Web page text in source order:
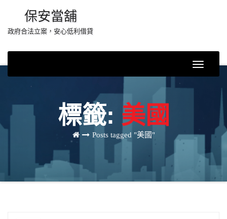
content
保安當舖
政府合法立案，安心低利借貸
Toggle
標籤: 美國
Posts tagged "美國"